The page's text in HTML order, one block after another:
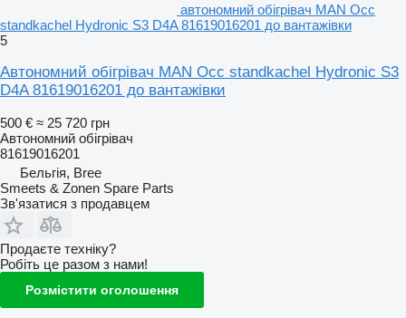
автономний обігрівач MAN Occ
standkachel Hydronic S3 D4A 81619016201 до вантажівки
5
Автономний обігрівач MAN Occ standkachel Hydronic S3
D4A 81619016201 до вантажівки
500 € ≈ 25 720 грн
Автономний обігрівач
81619016201
Бельгія, Bree
Smeets & Zonen Spare Parts
Зв'язатися з продавцем
Продаєте техніку?
Робіть це разом з нами!
Розмістити оголошення